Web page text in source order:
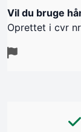
Vil du bruge
Oprettet i cvr